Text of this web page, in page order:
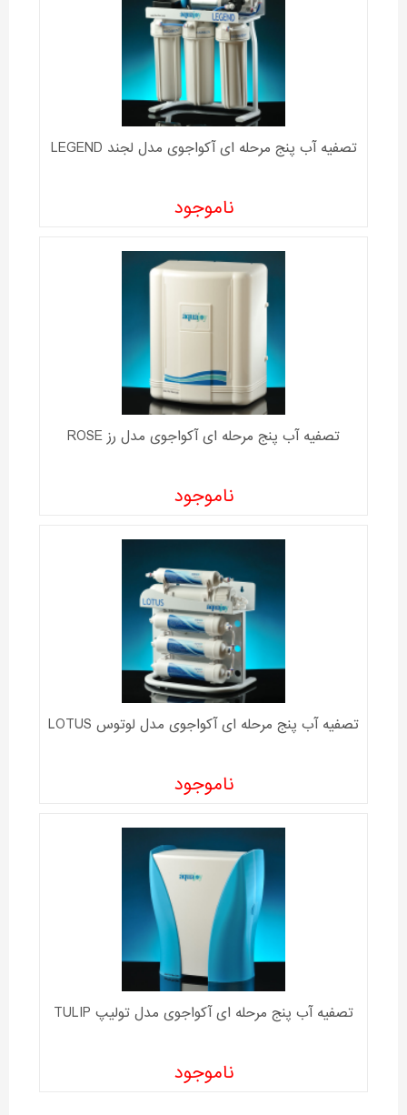
تصفیه آب پنج مرحله ای آکواجوی مدل لجند LEGEND
ناموجود
تصفیه آب پنج مرحله ای آکواجوی مدل رز ROSE
ناموجود
تصفیه آب پنج مرحله ای آکواجوی مدل لوتوس LOTUS
ناموجود
تصفیه آب پنج مرحله ای آکواجوی مدل تولیپ TULIP
ناموجود